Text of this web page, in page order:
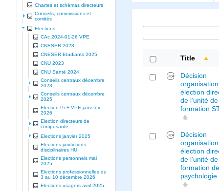
Chartes et schèmas directeurs
Conseils, commissions et
comités
Elections
CAc 2024-01-26 VPE
CNESER 2023
CNESER Etudiants 2025
CNU 2023
CNU Santé 2024
Conseils centraux décembre
2023
Conseils centraux décembre
2025
Election Pr + VPE janv fev
2026
Election directeurs de
composante
Elections janvier 2025
Elections juridictions
disciplinaires HU
Elections personnels mai
2025
Elections professionnelles du
3 au 10 décembre 2026
Elections usagers avril 2025
Title
Décision
organisation
élection
de l’unité de
formation
Décision
organisation
élection
de l’unité de
formation
psychologie